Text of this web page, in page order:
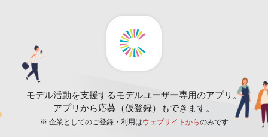
モデル活動を支援するモデルユーザー専用のアプリ。
アプリから応募（仮登録）もできます。
※ 企業としてのご登録・利用はウェブサイトからのみです